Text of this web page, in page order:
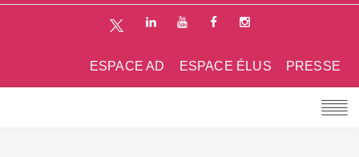
PRESSE
ESPACE ÉLUS
ESPACE AD